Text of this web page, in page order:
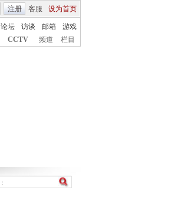
客服 设为首页
注册
论坛 访谈 邮箱
游戏
CCTV 频道 栏目